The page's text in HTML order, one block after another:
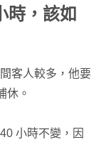
時，該如
客人較多，他要
休。
小時不變，因